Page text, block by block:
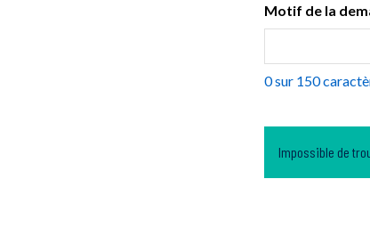
Motif de la
0 sur 150
Impossible de